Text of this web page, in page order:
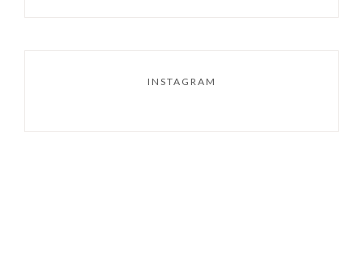
INSTAGRAM